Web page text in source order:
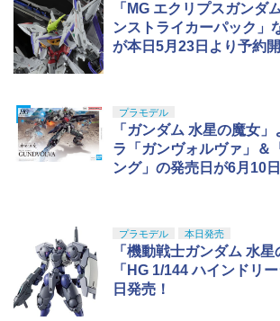
「MG エクリプスガンダ
ンストライカーパック」
が本日5月23日より予約
プラモデル
「ガンダム 水星の魔女
ラ「ガンヴォルヴァ」＆
ング」の発売日が6月10
プラモデル 本日発売
「機動戦士ガンダム 水星
「HG 1/144 ハインドリ
日発売！